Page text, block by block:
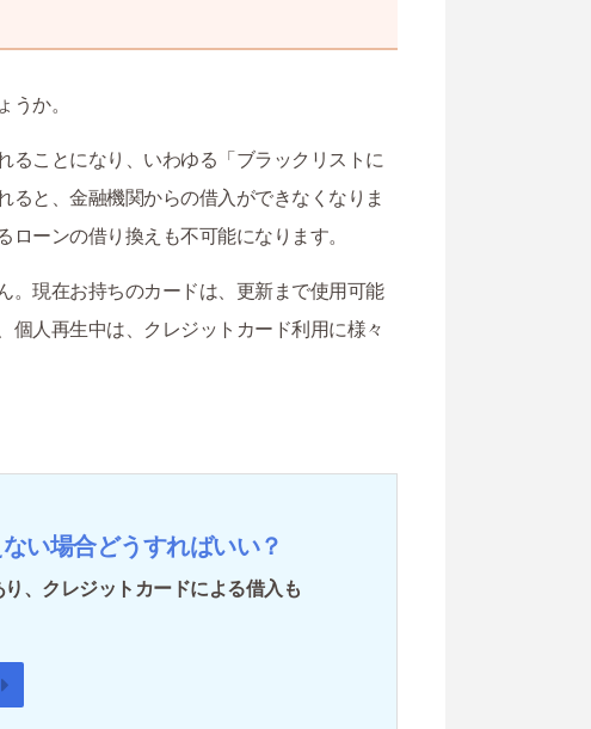
うか。
ることになり、いわゆる「ブラックリストに
と、金融機関からの借入ができなくなりま
ーンの借り換えも不可能になります。
。現在お持ちのカードは、更新まで使用可能
個人再生中は、クレジットカード利用に様々
い場合どうすればいい？
、クレジットカードによる借入も